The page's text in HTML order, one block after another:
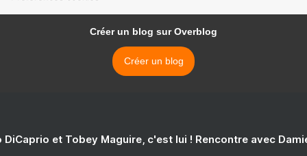
Créer un blog sur Overblog
Créer un blog
DiCaprio et Tobey Maguire, c'est lui ! Rencontre avec